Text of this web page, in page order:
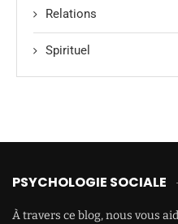
Relations
Spirituel
PSYCHOLOGIE SOCIALE
À travers ce blog, nous vous